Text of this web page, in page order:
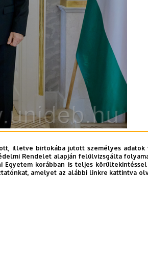
illetve birtokába jutott személyes
Rendelet alapján felülvizsgálta
Egyetem korábban is teljes
amelyet az alábbi linkre kattintva